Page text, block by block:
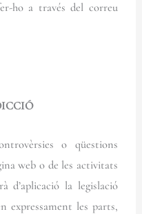
ho a través del correu
o qüestions
web o de les activitats
d’aplicació la legislació
expressament les parts,